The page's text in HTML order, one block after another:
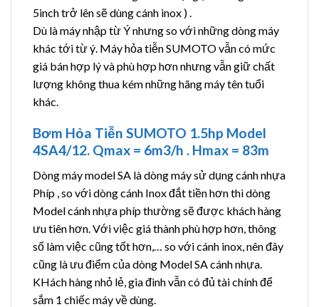
5inch trở lên sẽ dùng cánh inox ) .
Dù là máy nhập từ Ý nhưng so với những dòng máy
khác tới từ ý. Máy hỏa tiễn SUMOTO vẫn có mức
giá bán hợp lý và phù hợp hơn nhưng vẫn giữ chất
lượng không thua kém những hãng máy tên tuổi
khác.
Bơm Hỏa Tiễn SUMOTO 1.5hp Model
4SA4/12. Qmax = 6m3/h . Hmax = 83m
Dòng máy model SA là dòng máy sử dụng cánh nhựa
Phíp , so với dòng cánh Inox đắt tiền hơn thì dòng
Model cánh nhựa phíp thường sẽ được khách hàng
ưu tiên hơn. Với việc giá thành phù hợp hơn, thông
số làm việc cũng tốt hơn,… so với cánh inox, nên đây
cũng là ưu điểm của dòng Model SA cánh nhựa.
KHách hàng nhỏ lẻ, gia đình vẫn có đủ tài chính để
sắm 1 chiếc máy về dùng.